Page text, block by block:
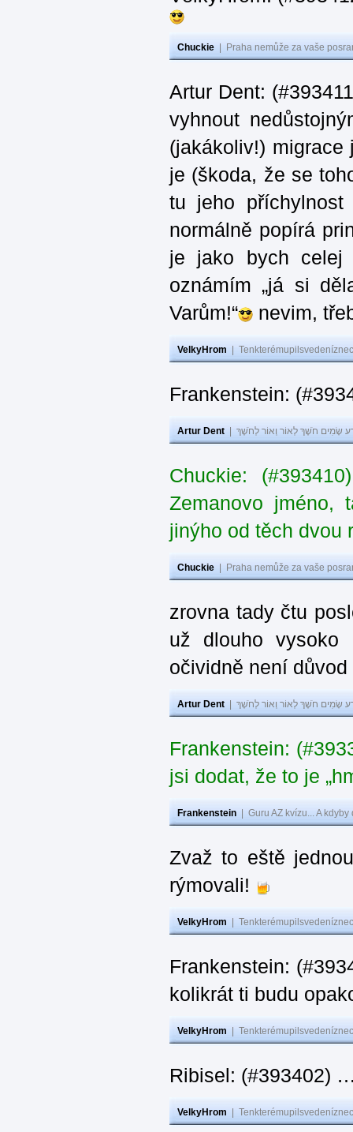
Chuckie Praha nemůže za vaše
Artur Dent:
vyhnout
(jakákoliv!)
je (škoda, že se
tu jeho
normálně popírá
je jako bych celej
oznámím „já si
Varům!“
nevim,
VelkyHrom
Frankenstein:
Artur Dent שָׂמִים חֹשֶׁךְ לְאוֹר וְאוֹר לְחֹשֶׁךְ
Chuckie:
Zemanovo jméno,
jinýho od těch dvou
Chuckie Praha nemůže za vaše
zrovna tady čtu
už dlouho
očividně není
Artur Dent שָׂמִים חֹשֶׁךְ לְאוֹר וְאוֹר לְחֹשֶׁךְ
Frankenstein:
jsi dodat, že to je
Frankenstein Guru AZ kvízu... A
Zvaž to eště
rýmovali!
VelkyHrom
Frankenstein:
kolikrát ti budu
VelkyHrom
Ribisel: (#393402)
VelkyHrom